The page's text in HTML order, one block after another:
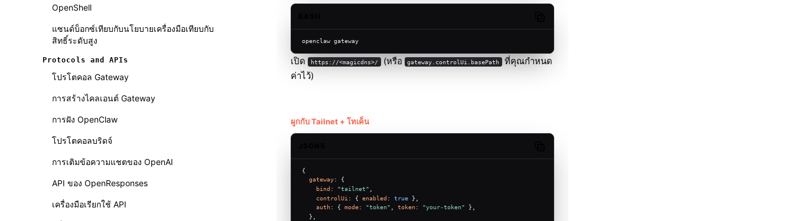
OpenShell
แซนด์บ็อกซ์เทียบกับนโยบายเครื่องมือเทียบกับ
สิทธิ์ระดับสูง
Protocols and APIs
โปรโตคอล Gateway
การสร้างไคลเอนต์ Gateway
การฝัง OpenClaw
โปรโตคอลบริดจ์
การเติมข้อความแชตของ OpenAI
API ของ OpenResponses
เครื่องมือเรียกใช้ API
openclaw gateway
เปิด https://<magicdns>/ (หรือ gateway.controlUi.basePath
ที่คุณกำหนด
ค่าไว้)
ผูกกับ Tailnet + โทเค็น
{
gateway: {
bind : "tailnet"
controlUi : { enabled : true },
auth: { mode: "token" , token: "your-token" },
  },